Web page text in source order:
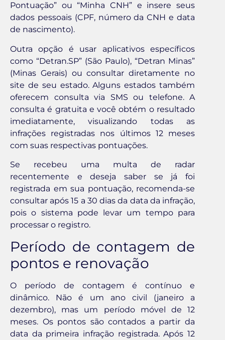
Pontuação” ou “Minha CNH” e insere seus
dados pessoais (CPF, número da CNH e data
de nascimento).
Outra opção é usar aplicativos específicos
como “Detran.SP” (São Paulo), “Detran Minas”
(Minas Gerais) ou consultar diretamente no
site de seu estado. Alguns estados também
oferecem consulta via SMS ou telefone. A
consulta é gratuita e você obtém o resultado
imediatamente, visualizando todas as
infrações registradas nos últimos 12 meses
com suas respectivas pontuações.
Se recebeu uma multa de radar
recentemente e deseja saber se já foi
registrada em sua pontuação, recomenda-se
consultar após 15 a 30 dias da data da infração,
pois o sistema pode levar um tempo para
processar o registro.
Período de contagem de
pontos e renovação
O período de contagem é contínuo e
dinâmico. Não é um ano civil (janeiro a
dezembro), mas um período móvel de 12
meses. Os pontos são contados a partir da
data da primeira infração registrada. Após 12